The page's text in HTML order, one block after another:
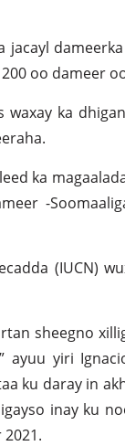
jacayl
oo dameer
waxay ka
ka
-
(IUCN)
sheegno
yiri
ku daray in
inay ku